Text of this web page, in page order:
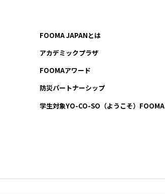
FOOMA JAPANとは
アカデミックプラザ
FOOMAアワード
防災パートナーシップ
学生対象YO-CO-SO （ようこそ）FOOMA